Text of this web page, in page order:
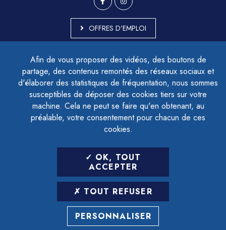
Afin de vous proposer des vidéos, des boutons de
partage, des contenus remontés des réseaux sociaux et
d'élaborer des statistiques de fréquentation, nous sommes
susceptibles de déposer des cookies tiers sur votre
machine. Cela ne peut se faire qu'en obtenant, au
préalable, votre consentement pour chacun de ces
cookies.
OK, TOUT
ACCEPTER
TOUT REFUSER
PERSONNALISER
OFFRES D'EMPLOI
ACCESSIBILITÉ - PARTIELLEMENT CONFORME
PLAN DU SITE
MENTIONS LÉGALES
CONTACTER LE DÉLÉGUÉ À LA PROTECTION DES DONNÉES
GESTION DES COOKIES
LETTRE D'INFORMATION
SAISIR VOTRE ADRESSE E-MAIL
POUR VOUS INSCRIRE :
ARCHIVES DÉSINSCRIPTION